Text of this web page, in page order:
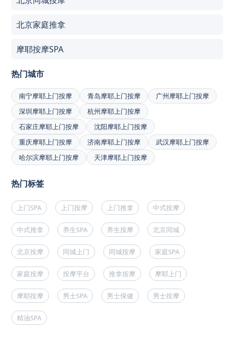
北京家庭推拿
摩耶按摩SPA
热门城市
南宁摩耶上门按摩 青岛摩耶上门按摩
广州摩耶上门按摩
深圳摩耶上门按摩
杭州摩耶上门按摩
石家庄摩耶上门按摩
沈阳摩耶上门按摩
重庆摩耶上门按摩
济南摩耶上门按摩
武汉摩耶上门按摩
哈尔滨摩耶上门按摩
天津摩耶上门按摩
热门标签
上门SPA 上门按摩 上门推拿 中式按摩
中式推拿 养生SPA 养生按摩 北京同城
北京按摩 同城上门 同城按摩 家庭SPA
家庭按摩 按摩平台 推拿按摩 摩耶上门
摩耶按摩 男士SPA 男士保健 男士按摩
精油SPA